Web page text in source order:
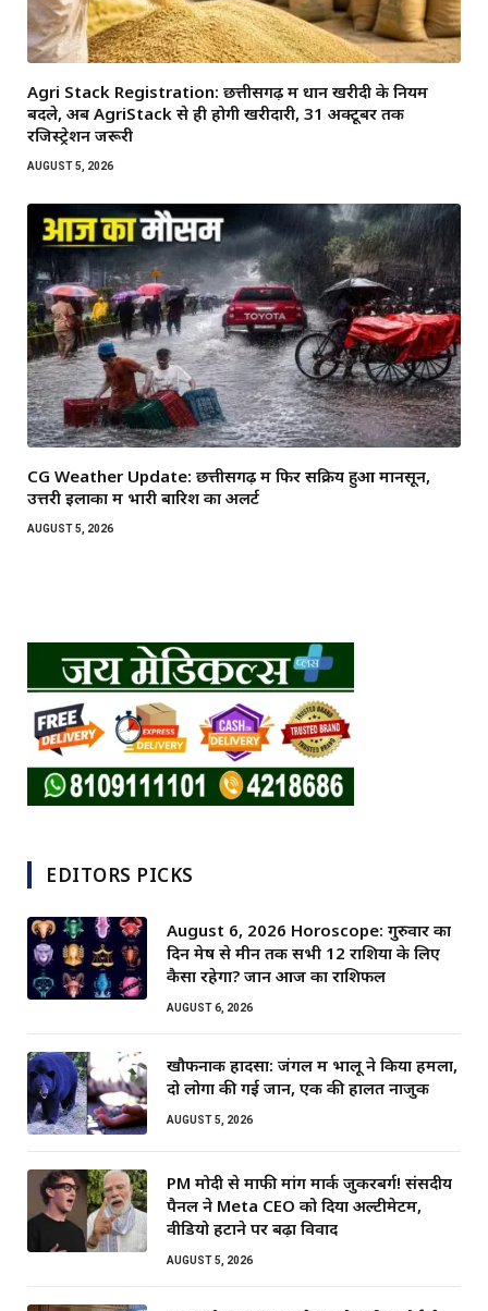
Agri Stack Registration: छत्तीसगढ़ में धान खरीदी के नियम
बदले, अब AgriStack से ही होगी खरीदारी, 31 अक्टूबर तक
रजिस्ट्रेशन जरूरी
AUGUST 5, 2026
CG Weather Update: छत्तीसगढ़ में फिर सक्रिय हुआ मानसून,
उत्तरी इलाकों में भारी बारिश का अलर्ट
AUGUST 5, 2026
EDITORS PICKS
August 6, 2026 Horoscope: गुरुवार का
दिन मेष से मीन तक सभी 12 राशियों के लिए
कैसा रहेगा? जानें आज का राशिफल
AUGUST 6, 2026
खौफनाक हादसा: जंगल में भालू ने किया हमला,
दो लोगों की गई जान, एक की हालत नाजुक
AUGUST 5, 2026
PM मोदी से माफी मांगें मार्क जुकरबर्ग! संसदीय
पैनल ने Meta CEO को दिया अल्टीमेटम,
वीडियो हटाने पर बढ़ा विवाद
AUGUST 5, 2026